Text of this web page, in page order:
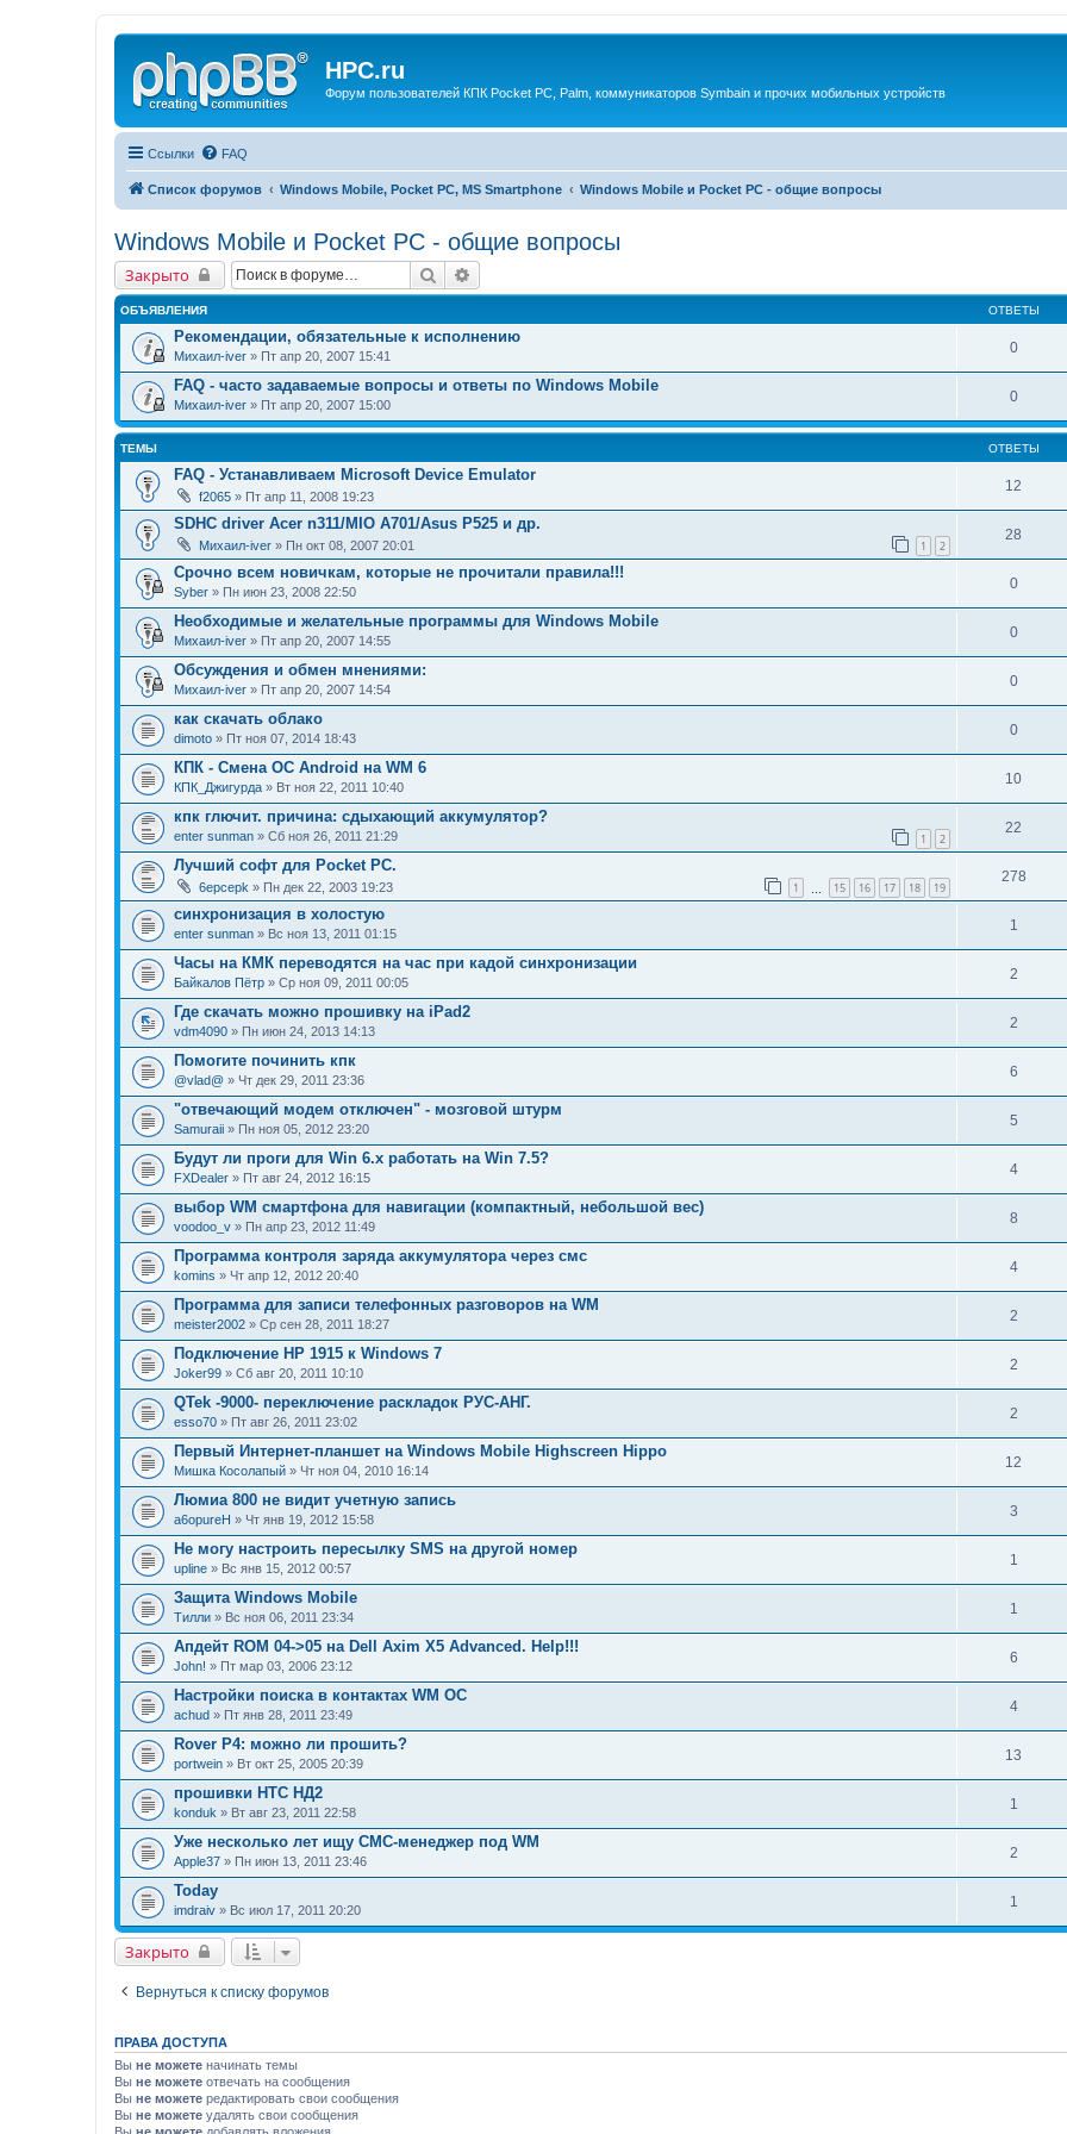
HPC.ru
Форум пользователей КПК Pocket PC, Palm, коммуникаторов Symbain и прочих мобильных устройств
Ссылки FAQ
Список форумов Windows Mobile, Pocket PC, MS Smartphone Windows Mobile и Pocket PC - общие вопросы
Windows Mobile и Pocket PC - общие вопросы
Закрыто Поиск
ОБЪЯВЛЕНИЯ ОТВЕТЫ
Рекомендации, обязательные к исполнению
Михаил-iver » Пт апр 20, 2007 15:41
0
FAQ - часто задаваемые вопросы и ответы по Windows Mobile
Михаил-iver » Пт апр 20, 2007 15:00
0
ТЕМЫ ОТВЕТЫ
FAQ - Устанавливаем Microsoft Device Emulator
f2065 » Пт апр 11, 2008 19:23
12
SDHC driver Acer n311/MIO A701/Asus P525 и др.
Михаил-iver » Пн окт 08, 2007 20:01 1 2
28
Срочно всем новичкам, которые не прочитали правила!!!
Syber » Пн июн 23, 2008 22:50
0
Необходимые и желательные программы для Windows Mobile
Михаил-iver » Пт апр 20, 2007 14:55
0
Обсуждения и обмен мнениями:
Михаил-iver » Пт апр 20, 2007 14:54
0
как скачать облако
dimoto » Пт ноя 07, 2014 18:43
0
КПК - Смена ОС Android на WM 6
КПК_Джигурда » Вт ноя 22, 2011 10:40
10
кпк глючит. причина: сдыхающий аккумулятор?
enter sunman » Сб ноя 26, 2011 21:29 1 2
22
Лучший софт для Pocket PC.
6epcepk » Пн дек 22, 2003 19:23 1 15 16 17 18 19
278
синхронизация в холостую
enter sunman » Вс ноя 13, 2011 01:15
1
Часы на КМК переводятся на час при кадой синхронизации
Байкалов Пётр » Ср ноя 09, 2011 00:05
2
Где скачать можно прошивку на iPad2
vdm4090 » Пн июн 24, 2013 14:13
2
Помогите починить кпк
@vlad@ » Чт дек 29, 2011 23:36
6
"отвечающий модем отключен" - мозговой штурм
Samuraii » Пн ноя 05, 2012 23:20
5
Будут ли проги для Win 6.x работать на Win 7.5?
FXDealer » Пт авг 24, 2012 16:15
4
выбор WM смартфона для навигации (компактный, небольшой вес)
voodoo_v » Пн апр 23, 2012 11:49
8
Программа контроля заряда аккумулятора через смс
komins » Чт апр 12, 2012 20:40
4
Программа для записи телефонных разговоров на WM
meister2002 » Ср сен 28, 2011 18:27
2
Подключение HP 1915 к Windows 7
Joker99 » Сб авг 20, 2011 10:10
2
QTek -9000- переключение раскладок РУС-АНГ.
esso70 » Пт авг 26, 2011 23:02
2
Первый Интернет-планшет на Windows Mobile Highscreen Hippo
Мишка Косолапый » Чт ноя 04, 2010 16:14
12
Люмиа 800 не видит учетную запись
a6opureH » Чт янв 19, 2012 15:58
3
Не могу настроить пересылку SMS на другой номер
upline » Вс янв 15, 2012 00:57
1
Защита Windows Mobile
Тилли » Вс ноя 06, 2011 23:34
1
Апдейт RОМ 04->05 на Dell Axim X5 Advanced. Help!!!
John! » Пт мар 03, 2006 23:12
6
Настройки поиска в контактах WM ОС
achud » Пт янв 28, 2011 23:49
4
Rover P4: можно ли прошить?
portwein » Вт окт 25, 2005 20:39
13
прошивки НТС НД2
konduk » Вт авг 23, 2011 22:58
1
Уже несколько лет ищу СМС-менеджер под WM
Apple37 » Пн июн 13, 2011 23:46
2
Today
imdraiv » Вс июл 17, 2011 20:20
1
Закрыто
Вернуться к списку форумов
ПРАВА ДОСТУПА
Вы не можете начинать темы
Вы не можете отвечать на сообщения
Вы не можете редактировать свои сообщения
Вы не можете удалять свои сообщения
Вы не можете добавлять вложения